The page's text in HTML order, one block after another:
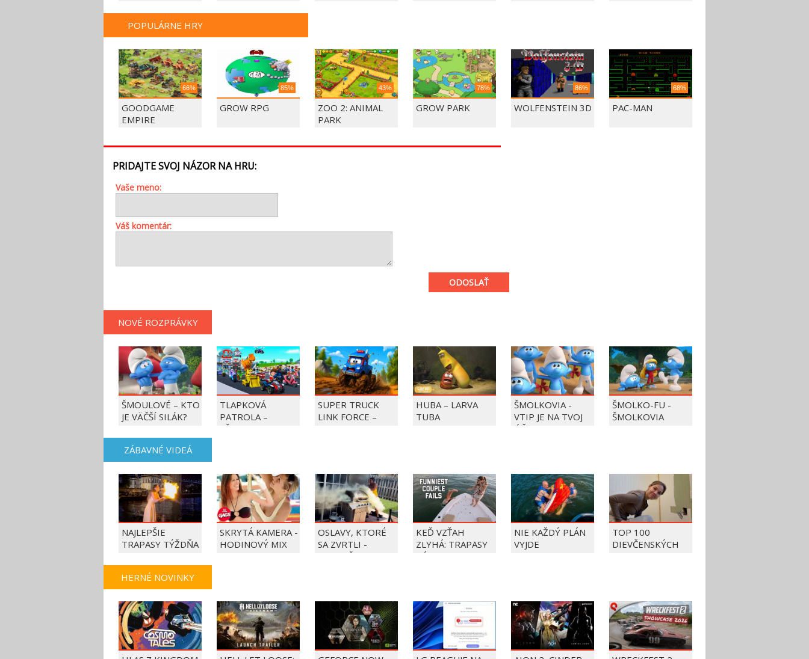
POPULÁRNE HRY
66%
GOODGAME
EMPIRE
85%
GROW RPG
43%
ZOO 2: ANIMAL
PARK
78%
GROW PARK
86%
WOLFENSTEIN 3D
68%
PAC-MAN
PRIDAJTE SVOJ NÁZOR NA HRU:
Vaše meno:
Váš komentár:
ODOSLAŤ
NOVÉ ROZPRÁVKY
ŠMOULOVÉ – KTO
JE VÄČŠÍ SILÁK?
TLAPKOVÁ
PATROLA –
VŠETKY LABKY DO
SUPER TRUCK
LINK FORCE –
HUBA – LARVA
TUBA
ŠMOLKOVIA -
VTIP JE NA TVOJ
ÚČET
ŠMOLKO-FU -
ŠMOLKOVIA
ZÁBAVNÉ VIDEÁ
NAJLEPŠIE
TRAPASY TÝŽDŇA
SKRYTÁ KAMERA -
HODINOVÝ MIX
OSLAVY, KTORÉ
SA ZVRTLI -
NAJLEPŠIE
KEĎ VZŤAH
ZLYHÁ: TRAPASY
PÁROV
NIE KAŽDÝ PLÁN
VYJDE
TOP 100
DIEVČENSKÝCH
HERNÉ NOVINKY